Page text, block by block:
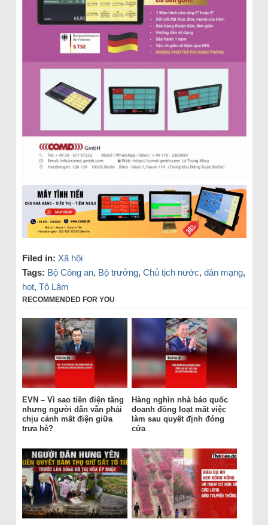
Filed in: Xã hội
Tags: Bộ Công an, Bộ trưởng, Chủ tịch nước, dân mạng,
hot, Tô Lâm
RECOMMENDED FOR YOU
EVN – Vì sao tiền điện tăng
nhưng người dân vẫn phải
chịu cảnh mất điện giữa
trưa hè?
Hàng nghìn nhà báo quốc
doanh đồng loạt mất việc
làm sau quyết định đóng
cửa